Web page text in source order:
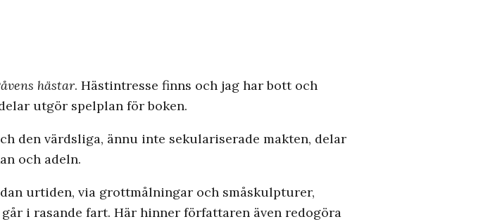
hästar. Hästintresse finns och jag har bott och
utgör spelplan för boken.
den värdsliga, ännu inte sekulariserade makten, delar
och adeln.
urtiden, via grottmålningar och småskulpturer,
i rasande fart. Här hinner författaren även redogöra